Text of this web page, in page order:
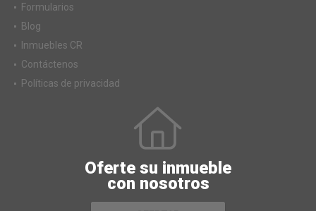
Formularios
Blog
Inmuebles CR
Contáctenos
Políticas de privacidad
Oferte su inmueble
con nosotros